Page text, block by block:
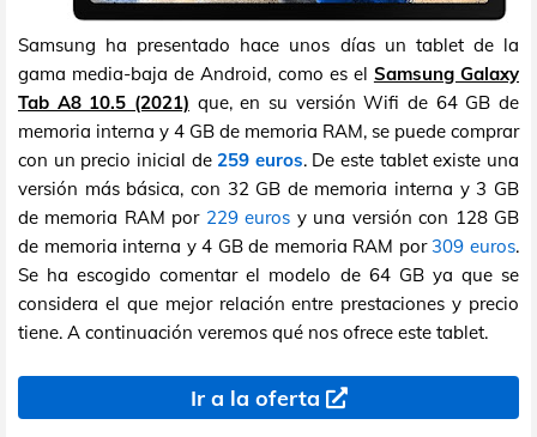
Samsung ha presentado hace unos días un tablet de la
gama media-baja de Android, como es el Samsung Galaxy
Tab A8 10.5 (2021) que, en su versión Wifi de 64 GB de
memoria interna y 4 GB de memoria RAM, se puede comprar
con un precio inicial de259 euros. De este tablet existe una
versión más básica, con 32 GB de memoria interna y 3 GB
de memoria RAM por 229 euros y una versión con 128 GB
de memoria interna y 4 GB de memoria RAM por 309 euros.
Se ha escogido comentar el modelo de 64 GB ya que se
considera el que mejor relación entre prestaciones y precio
tiene. A continuación veremos qué nos ofrece este tablet.
Ir a la oferta